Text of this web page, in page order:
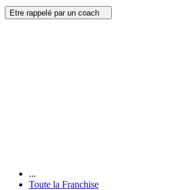
Etre rappelé par un coach
...
Toute la Franchise